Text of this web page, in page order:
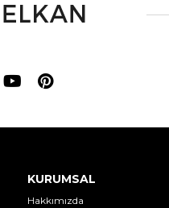
KURUMSAL
Hakkımızda